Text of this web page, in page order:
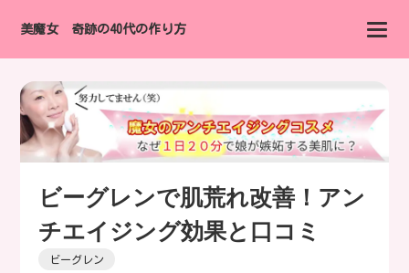
美魔女 奇跡の40代の作り方
ビーグレンで肌荒れ改善！アン
チエイジング効果と口コミ
ビーグレン